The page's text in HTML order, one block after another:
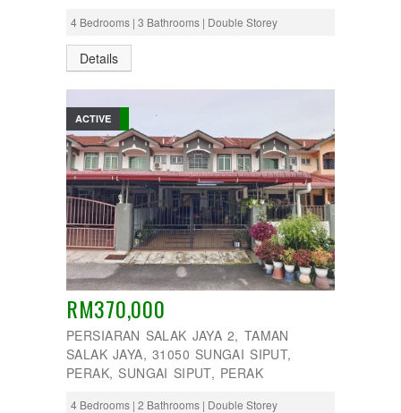
4 Bedrooms | 3 Bathrooms | Double Storey
Details
ACTIVE
RM370,000
PERSIARAN SALAK JAYA 2, TAMAN
SALAK JAYA, 31050 SUNGAI SIPUT,
PERAK, SUNGAI SIPUT, PERAK
4 Bedrooms | 2 Bathrooms | Double Storey